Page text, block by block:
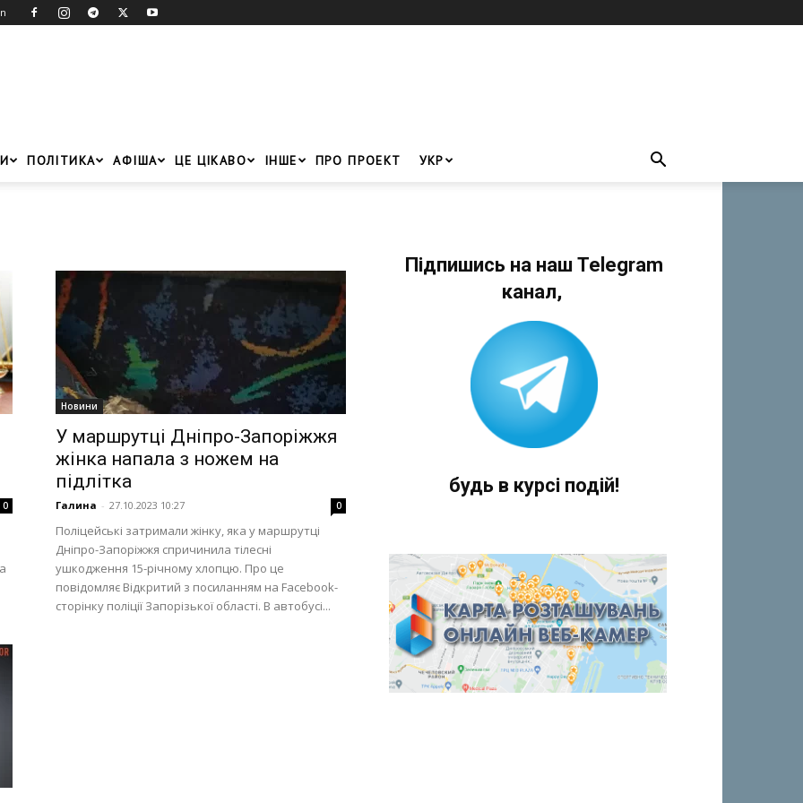
ПОЛІТИКА АФІША ЦЕ ЦІКАВО ІНШЕ ПРО ПРОЕКТ УКР
0
Новини
У маршрутці Дніпро-Запоріжжя
жінка напала з ножем на
підлітка
Галина - 27.10.2023 10:27 0
Поліцейські затримали жінку, яка у маршрутці
Дніпро-Запоріжжя спричинила тілесні
ушкодження 15-річному хлопцю. Про це
повідомляє Відкритий з посиланням на Facebook-
сторінку поліції Запорізької області. В автобусі...
Підпишись на наш Telegram
канал,
будь в курсі подій!